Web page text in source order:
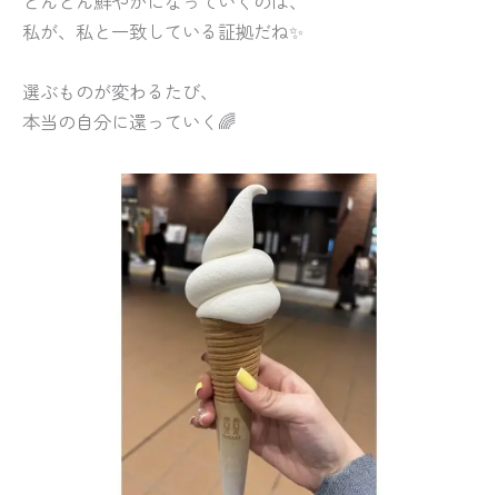
私が、私と一致している証拠だね✨
選ぶものが変わるたび、
本当の自分に還っていく🌈